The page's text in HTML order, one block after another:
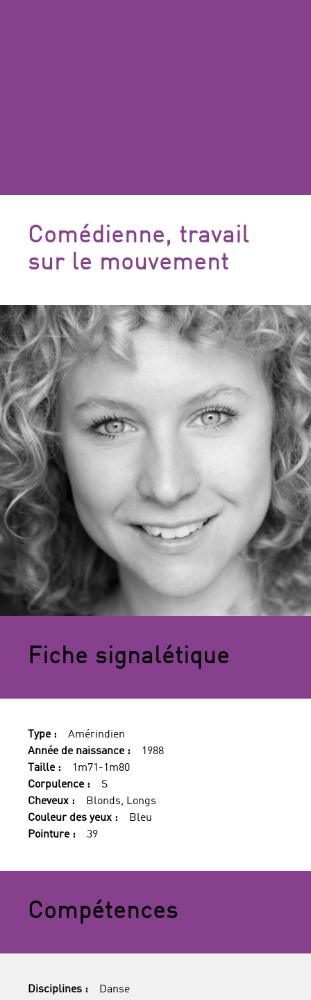
Comédienne, travail
sur le mouvement
Fiche signalétique
Type :
Amérindien
Année de naissance :
1988
Taille :
1m71-1m80
Corpulence :
S
Cheveux :
Blonds, Longs
Couleur des yeux :
Bleu
Pointure :
39
Compétences
Disciplines :
Danse